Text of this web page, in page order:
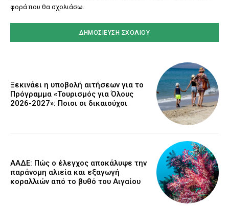
φορά που θα σχολιάσω.
Ξεκινάει η υποβολή αιτήσεων για το
Πρόγραμμα «Τουρισμός για Όλους
2026-2027»: Ποιοι οι δικαιούχοι
ΑΑΔΕ: Πώς ο έλεγχος αποκάλυψε την
παράνομη αλιεία και εξαγωγή
κοραλλιών από το βυθό του Αιγαίου